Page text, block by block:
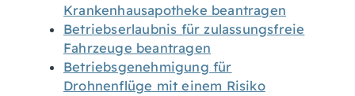
Krankenhausapotheke beantragen
Betriebserlaubnis für zulassungsfreie
Fahrzeuge beantragen
Betriebsgenehmigung für
Drohnenflüge mit einem Risiko